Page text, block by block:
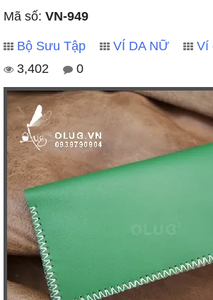
Mã số: VN-949
Bộ Sưu Tập VÍ DA NỮ
Ví
3,402
0